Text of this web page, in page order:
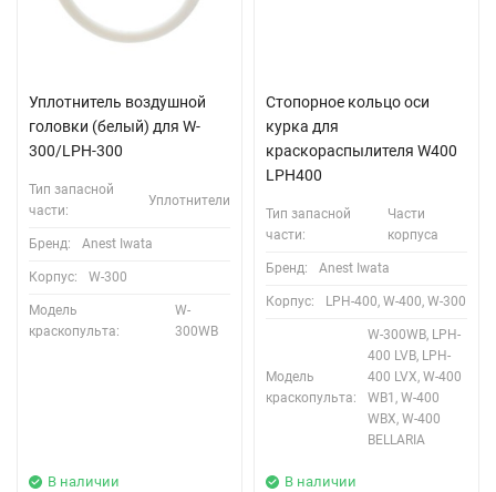
Уплотнитель воздушной
головки (белый) для W-
300/LPH-300
Тип запасной
части:
Уплотнители
Бренд: Anest Iwata
Корпус: W-300
Модель
краскопульта:
W-
300WB
В наличии
Стопорное кольцо оси
курка для
краскораспылителя W400
LPH400
Тип запасной
части:
Части
корпуса
Бренд: Anest Iwata
Корпус: LPH-400, W-400, W-300
Модель
краскопульта:
W-300WB, LPH-
400 LVB, LPH-
400 LVX, W-400
WB1, W-400
WBX, W-400
BELLARIA
В наличии